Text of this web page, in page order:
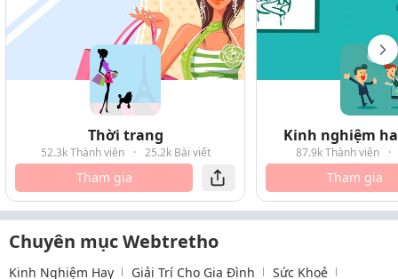
Thời trang
52.3k Thành viên · 25.2k Bài viết
Tham gia
Kinh nghiệm
87.9k Thành viên ·
Tham gia
Chuyên mục Webtretho
Kinh Nghiệm Hay Giải Trí Cho Gia Đình Sức Khoẻ